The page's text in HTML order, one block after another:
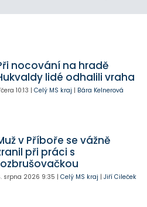
nocování na hradě
lidé odhalili vraha
10:13 | Celý MS kraj | Bára Kelnerová
v Příboře se vážně
při práci s
srpna 2026 9:35 | Celý MS kraj | Jiří Cileček